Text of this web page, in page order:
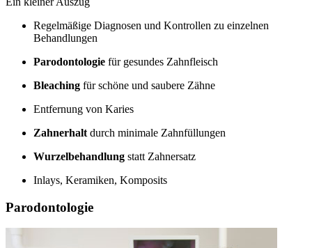
Regelmäßige Diagnosen und Kontrollen zu einzelnen
Behandlungen
Parodontologie für gesundes Zahnfleisch
Bleaching für schöne und saubere Zähne
Entfernung von Karies
Zahnerhalt durch minimale Zahnfüllungen
Wurzelbehandlung statt Zahnersatz
Inlays, Keramiken, Komposits
Parodontologie